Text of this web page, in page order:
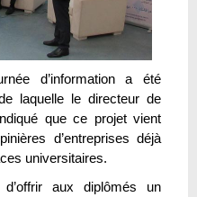
d’information a été
laquelle le directeur de
que ce projet vient
d’entreprises déjà
universitaires.
aux diplômés un